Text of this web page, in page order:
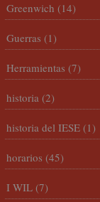
Greenwich (14)
Guerras (1)
Herramientas (7)
historia (2)
historia del IESE (1)
horarios (45)
I WIL (7)